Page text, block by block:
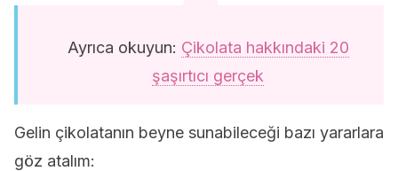
Ayrıca okuyun: Çikolata hakkındaki 20
şaşırtıcı gerçek
Gelin çikolatanın beyne sunabileceği bazı yararlara
göz atalım: